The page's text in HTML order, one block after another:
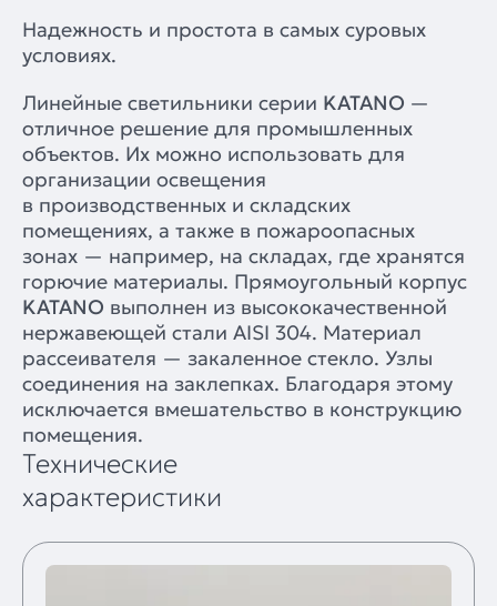
Надежность и простота в самых суровых
условиях.
Линейные светильники серии KATANO —
отличное решение для промышленных
объектов. Их можно использовать для
организации освещения
в производственных и складских
помещениях, а также в пожароопасных
зонах — например, на складах, где хранятся
горючие материалы. Прямоугольный корпус
KATANO выполнен из высококачественной
нержавеющей стали AISI 304. Материал
рассеивателя — закаленное стекло. Узлы
соединения на заклепках. Благодаря этому
исключается вмешательство в конструкцию
помещения.
Технические
характеристики